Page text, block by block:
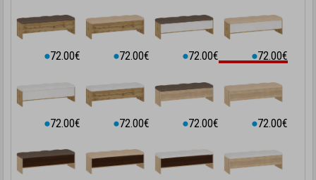
⬤72.00€ ⬤72.00€ ⬤72.00€ ⬤72.00€
⬤72.00€ ⬤72.00€ ⬤72.00€ ⬤72.00€